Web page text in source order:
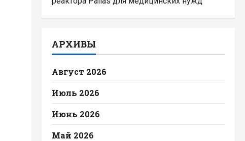
АРХИВЫ
Август 2026
Июль 2026
Июнь 2026
Май 2026